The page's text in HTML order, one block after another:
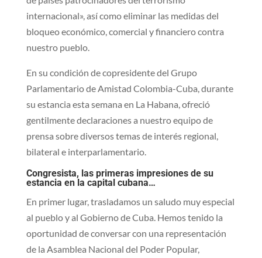
internacional», así como eliminar las medidas del
bloqueo económico, comercial y financiero contra
nuestro pueblo.
En su condición de copresidente del Grupo
Parlamentario de Amistad Colombia-Cuba, durante
su estancia esta semana en La Habana, ofreció
gentilmente declaraciones a nuestro equipo de
prensa sobre diversos temas de interés regional,
bilateral e interparlamentario.
Congresista, las primeras impresiones de su
estancia en la capital cubana…
En primer lugar, trasladamos un saludo muy especial
al pueblo y al Gobierno de Cuba. Hemos tenido la
oportunidad de conversar con una representación
de la Asamblea Nacional del Poder Popular,